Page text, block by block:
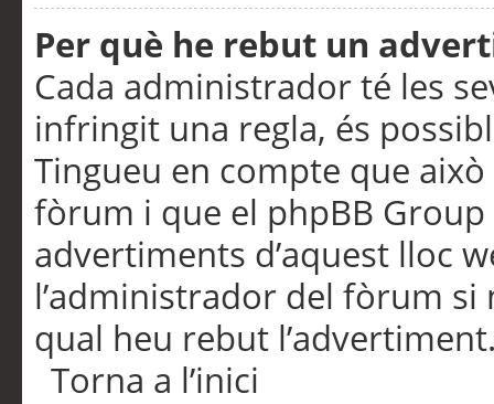
Per què he rebut un
Cada administrador té les
infringit una regla, és
Tingueu en compte que
fòrum i que el phpBB
advertiments d’aquest lloc
l’administrador del fòrum
qual heu rebut
Torna a l’inici